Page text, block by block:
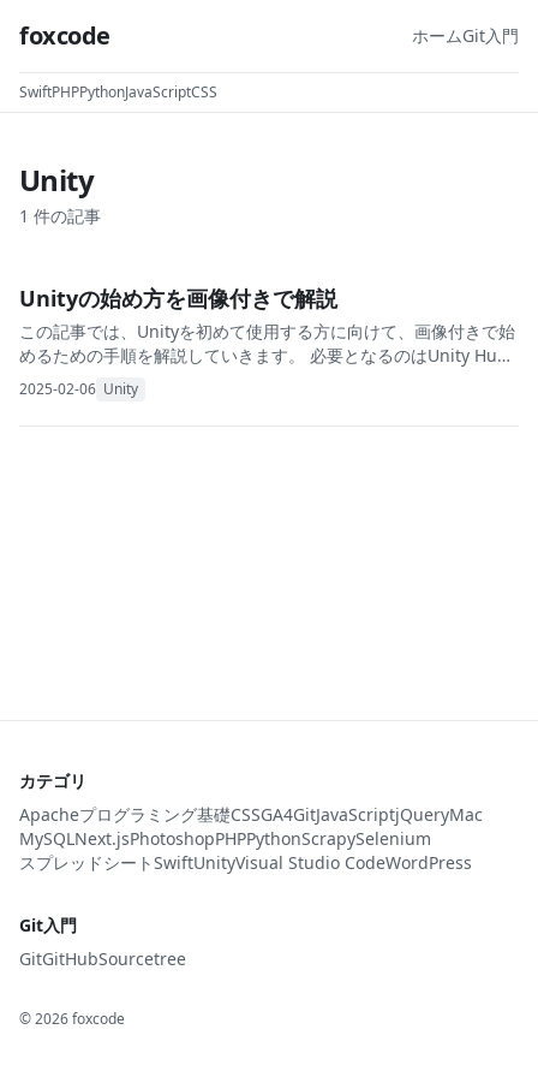
foxcode ホームGit入門
SwiftPHPPythonJavaScriptCSS
Unity
1 件の記事
Unityの始め方を画像付きで解説
この記事では、Unityを初めて使用する方に向けて、画像付きで始
めるための手順を解説していきます。 必要となるのはUnity Hub
のインストールやUnity IDの作成です。これからUnityを始める方
は参考にしてくだ
2025-02-06 Unity
カテゴリ
Apacheプログラミング基礎CSSGA4GitJavaScriptjQueryMac
MySQLNext.jsPhotoshopPHPPythonScrapySelenium
スプレッドシートSwiftUnityVisual Studio CodeWordPress
Git入門
GitGitHubSourcetree
©2026foxcode